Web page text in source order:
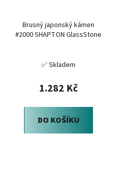
Brusný japonský kámen
#2000 SHAPTON GlassStone
✅ Skladem
1.282 Kč
DO KOŠÍKU